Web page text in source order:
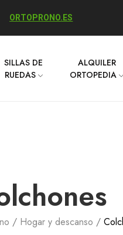
ORTOPRONO.ES
SILLAS DE
RUEDAS
ALQUILER
ORTOPEDIA
Hogar y descanso